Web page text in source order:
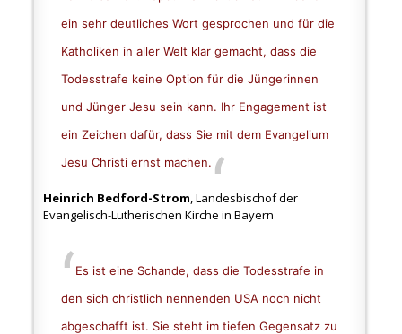
ein sehr deutliches Wort gesprochen und für die
Katholiken in aller Welt klar gemacht, dass die
Todesstrafe keine Option für die Jüngerinnen
und Jünger Jesu sein kann. Ihr Engagement ist
ein Zeichen dafür, dass Sie mit dem Evangelium
Jesu Christi ernst machen.
Heinrich Bedford-Strom, Landesbischof der
Evangelisch-Lutherischen Kirche in Bayern
Es ist eine Schande, dass die Todesstrafe in
den sich christlich nennenden USA noch nicht
abgeschafft ist. Sie steht im tiefen Gegensatz zu